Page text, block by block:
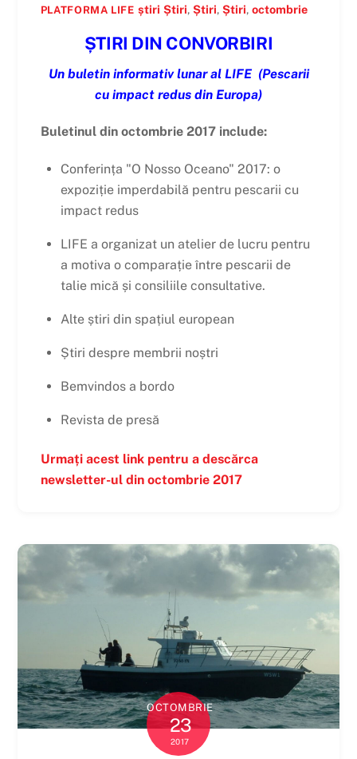
PLATFORMA LIFE știri Știri, Știri, Știri, octombrie
ȘTIRI DIN CONVORBIRI
Un buletin informativ lunar al LIFE (Pescarii
cu impact redus din Europa)
Buletinul din octombrie 2017 include:
Conferința "O Nosso Oceano" 2017: o
expoziție imperdabilă pentru pescarii cu
impact redus
LIFE a organizat un atelier de lucru pentru
a motiva o comparație între pescarii de
talie mică și consiliile consultative.
Alte știri din spațiul european
Știri despre membrii noștri
Bemvindos a bordo
Revista de presă
Urmați acest link pentru a descărca
newsletter-ul din octombrie 2017
OCTOMBRIE
23
2017